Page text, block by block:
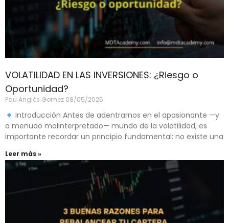
VOLATILIDAD EN LAS INVERSIONES: ¿Riesgo o
Oportunidad?
Pau Anglès Gomez 08/05/2025
Introducción Antes de adentrarnos en el apasionante —y
a menudo malinterpretado— mundo de la volatilidad, es
importante recordar un principio fundamental: no existe una
Leer más »